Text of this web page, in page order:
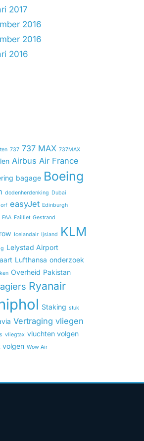
2017
2016
2016
2016
737 737 MAX 737MAX
Airbus Air France
bagage Boeing
dodenherdenking Dubai
easyJet Edinburgh
FAA Failliet Gestrand
Icelandair Ijsland KLM
Lelystad Airport
Lufthansa onderzoek
Overheid Pakistan
Ryanair
Staking stuk
Vertraging vliegen
vliegtax vluchten volgen
volgen Wow Air